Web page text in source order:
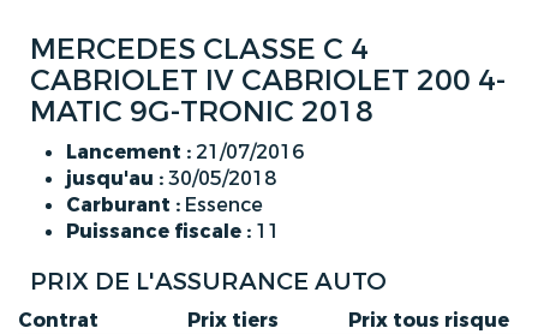
MERCEDES CLASSE C 4
CABRIOLET IV CABRIOLET 200 4-
MATIC 9G-TRONIC 2018
Lancement : 21/07/2016
jusqu'au :30/05/2018
Carburant : Essence
Puissance fiscale : 11
PRIX DE L'ASSURANCE AUTO
Contrat Prix tiers
Prix tous risque